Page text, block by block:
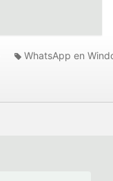
WhatsApp en